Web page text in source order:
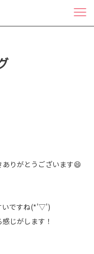
りがとうございます😄
いですね(*'▽')
じがします！